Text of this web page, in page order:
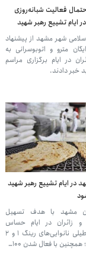
فعالیت شبانه‌روزی
ایام تشییع رهبر شهید
شهر مشهد از پیشنهاد
مترو و اتوبوسرانی به
در ایام برگزاری مراسم
خبر دادند.
در ایام تشییع رهبر شهید
مشهد با هدف تسهیل
زائران در ایام حساس
پیش‌رو، لغو تعطیلی نانوایی‌های رینگ ۱ و ۲
با فعال شدن ۱۰۰…